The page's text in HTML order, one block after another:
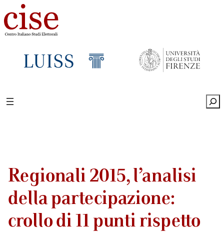
Regionali 2015, l’analisi
della partecipazione:
crollo di 11 punti rispetto